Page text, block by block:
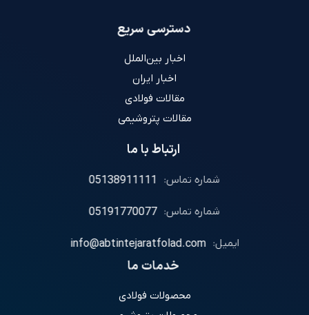
دسترسی سریع
اخبار بین‌الملل
اخبار ایران
مقالات فولادی
مقالات پتروشیمی
ارتباط با ما
شماره تماس: 05138911111
شماره تماس: 05191770077
ایمیل: info@abtintejaratfolad.com
خدمات ما
محصولات فولادی